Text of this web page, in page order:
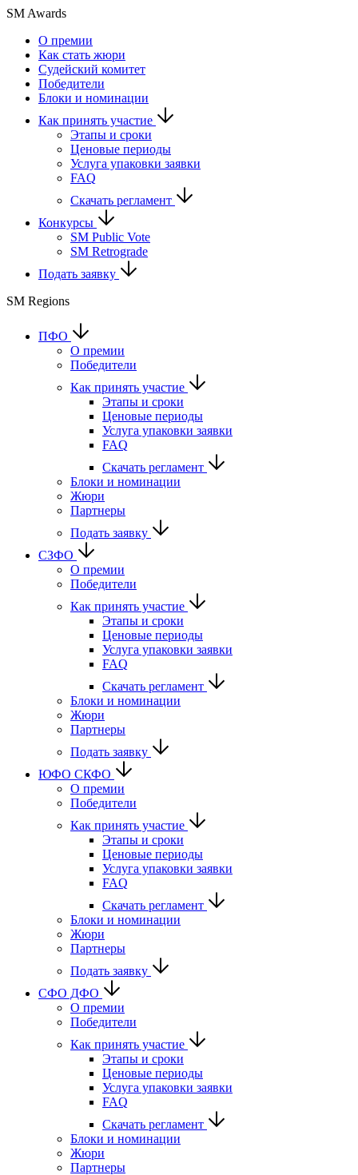
SM Awards
О премии
Как стать жюри
Судейский комитет
Победители
Блоки и номинации
Как принять участие
Этапы и сроки
Ценовые периоды
Услуга упаковки заявки
FAQ
Скачать регламент
Конкурсы
SM Public Vote
SM Retrograde
Подать заявку
SM Regions
ПФО
О премии
Победители
Как принять участие
Этапы и сроки
Ценовые периоды
Услуга упаковки заявки
FAQ
Скачать регламент
Блоки и номинации
Жюри
Партнеры
Подать заявку
СЗФО
О премии
Победители
Как принять участие
Этапы и сроки
Ценовые периоды
Услуга упаковки заявки
FAQ
Скачать регламент
Блоки и номинации
Жюри
Партнеры
Подать заявку
ЮФО СКФО
О премии
Победители
Как принять участие
Этапы и сроки
Ценовые периоды
Услуга упаковки заявки
FAQ
Скачать регламент
Блоки и номинации
Жюри
Партнеры
Подать заявку
CФО ДФО
О премии
Победители
Как принять участие
Этапы и сроки
Ценовые периоды
Услуга упаковки заявки
FAQ
Скачать регламент
Блоки и номинации
Жюри
Партнеры